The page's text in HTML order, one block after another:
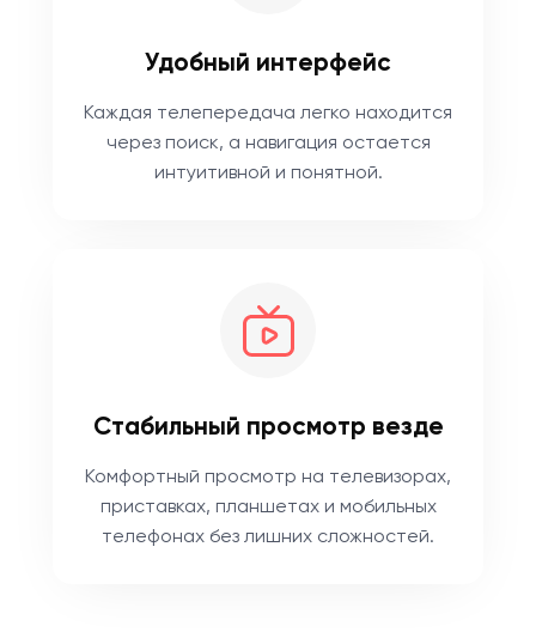
Удобный интерфейс
Каждая телепередача легко находится
через поиск, а навигация остается
интуитивной и понятной.
Стабильный просмотр везде
Комфортный просмотр на телевизорах,
приставках, планшетах и мобильных
телефонах без лишних сложностей.